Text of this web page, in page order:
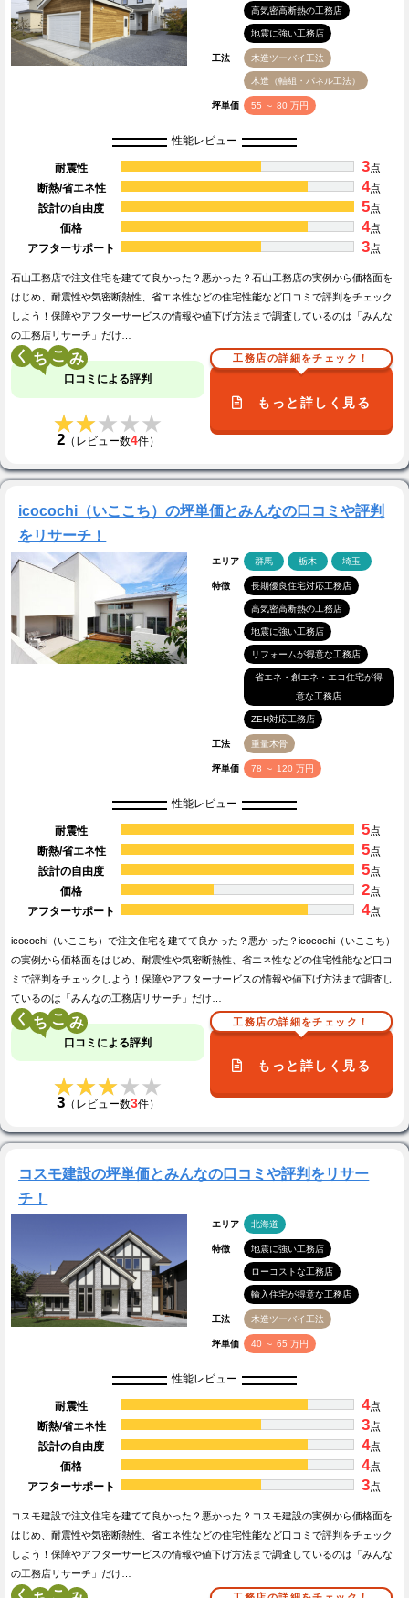
高気密高断熱の工務店
地震に強い工務店
工法 木造ツーバイ工法
木造（軸組・パネル工法）
坪単価 55 ～ 80 万円
性能レビュー
耐震性 3点
断熱/省エネ性
4点
設計の自由度
5点
価格
4点
アフターサポート
3点
石山工務店で注文住宅を建てて良かった？悪かった？石山工務店の実例から価格面を
はじめ、耐震性や気密断熱性、省エネ性などの住宅性能など口コミで評判をチェック
しよう！保障やアフターサービスの情報や値下げ方法まで調査しているのは「みんな
の工務店リサーチ」だけ…
く こ
口コミによる評判
★★★★★
★★★★★
2（レビュー数4件）
工務店の詳細をチェック！
もっと詳しく見る
icocochi（いここち）の坪単価とみんなの口コミや評判
をリサーチ！
エリア 群馬 栃木 埼玉
特徴 長期優良住宅対応工務店
高気密高断熱の工務店
地震に強い工務店
リフォームが得意な工務店
省エネ・創エネ・エコ住宅が得
意な工務店
ZEH対応工務店
工法 重量木骨
坪単価 78 ～ 120 万円
性能レビュー
耐震性 5点
断熱/省エネ性
5点
設計の自由度
5点
価格
2点
アフターサポート
4点
icocochi（いここち）で注文住宅を建てて良かった？悪かった？icocochi（いここち）
の実例から価格面をはじめ、耐震性や気密断熱性、省エネ性などの住宅性能など口コ
ミで評判をチェックしよう！保障やアフターサービスの情報や値下げ方法まで調査し
ているのは「みんなの工務店リサーチ」だけ…
く こ
口コミによる評判
★★★★★
★★★★★
3（レビュー数3件）
工務店の詳細をチェック！
もっと詳しく見る
コスモ建設の坪単価とみんなの口コミや評判をリサー
チ！
エリア 北海道
特徴 地震に強い工務店
ローコストな工務店
輸入住宅が得意な工務店
工法 木造ツーバイ工法
坪単価 40 ～ 65 万円
性能レビュー
耐震性 4点
断熱/省エネ性
3点
設計の自由度
4点
価格
4点
アフターサポート
3点
コスモ建設で注文住宅を建てて良かった？悪かった？コスモ建設の実例から価格面を
はじめ、耐震性や気密断熱性、省エネ性などの住宅性能など口コミで評判をチェック
しよう！保障やアフターサービスの情報や値下げ方法まで調査しているのは「みんな
の工務店リサーチ」だけ…
く こ